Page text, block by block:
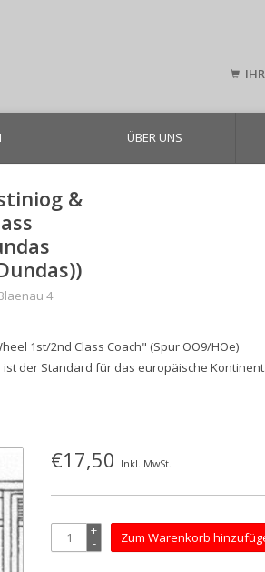
ÜBER UNS
&
4
1st/2nd Class Coach" (Spur OO9/HOe)
der Standard für das europäische
€17,50 Inkl. MwSt.
+
- Zum Warenkorb